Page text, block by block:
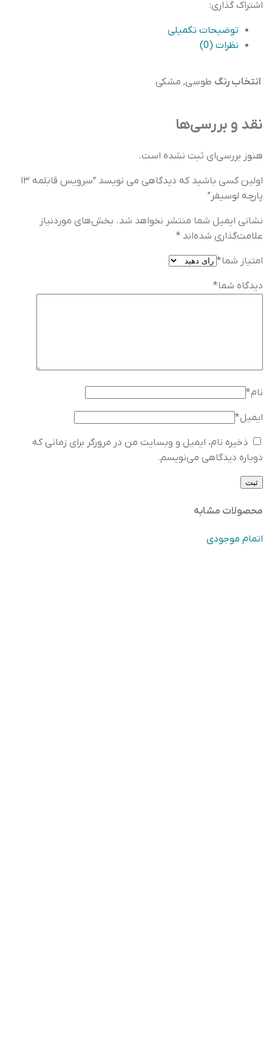
لوسیفر
اشتراک گذاری:
توضیحات تکمیلی
نظرات (0)
انتخاب رنگ طوسی, مشکی
نقد و بررسی‌ها
هنوز بررسی‌ای ثبت نشده است.
اولین کسی باشید که دیدگاهی می نویسد “سرویس قابلمه ۱۳
پارچه لوسیفر”
نشانی ایمیل شما منتشر نخواهد شد. بخش‌های موردنیاز
علامت‌گذاری شده‌اند *
امتیاز شما*
دیدگاه شما*
نام*
ایمیل*
ذخیره نام، ایمیل و وبسایت من در مرورگر برای زمانی که
دوباره دیدگاهی می‌نویسم.
محصولات مشابه
اتمام موجودی